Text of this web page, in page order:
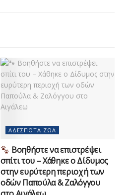
ΑΔΈΣΠΟΤΑ ΖΏΑ
Βοηθήστε να επιστρέψει
σπίτι του – Χάθηκε ο Δίδυμος
στην ευρύτερη περιοχή των
οδών Παπούλα & Ζαλόγγου